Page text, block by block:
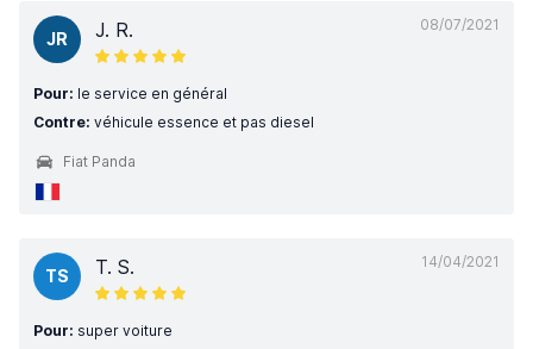
08/07/2021
JR J. R.
Pour: le service en général
Contre: véhicule essence et pas diesel
Fiat Panda
14/04/2021
TS T. S.
Pour: super voiture